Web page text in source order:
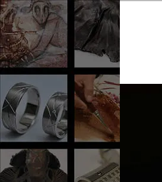
Skip
to
primary
content